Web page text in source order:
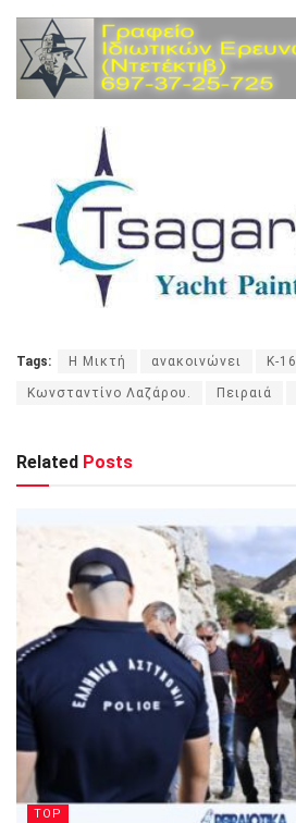
Tags: H Mικτή ανακοινώνει Κ-16
Κωνσταντίνο Λαζάρου. Πειραιά
Related Posts
TOP